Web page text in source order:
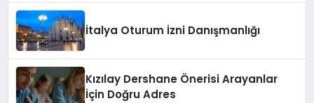
İtalya Oturum İzni Danışmanlığı
Kızılay Dershane Önerisi Arayanlar
İçin Doğru Adres